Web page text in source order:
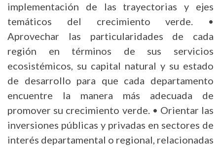
implementación de las trayectorias y ejes
temáticos del crecimiento verde. •
Aprovechar las particularidades de cada
región en términos de sus servicios
ecosistémicos, su capital natural y su estado
de desarrollo para que cada departamento
encuentre la manera más adecuada de
promover su crecimiento verde. • Orientar las
inversiones públicas y privadas en sectores de
interés departamental o regional, relacionadas